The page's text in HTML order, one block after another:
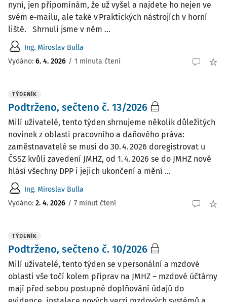
nyní, jen připomínám, že už vyšel a najdete ho nejen ve
svém e‑mailu, ale také v Praktických nástrojích v horní
liště. Shrnuli jsme v něm ...
Ing. Miroslav Bulla
Vydáno: 6. 4. 2026 / 1 minuta čtení
TÝDENÍK
Podtrženo, sečteno č. 13/2026
Milí uživatelé, tento týden shrnujeme několik důležitých
novinek z oblasti pracovního a daňového práva:
zaměstnavatelé se musí do 30. 4. 2026 doregistrovat u
ČSSZ kvůli zavedení JMHZ, od 1. 4. 2026 se do JMHZ nově
hlásí všechny DPP i jejich ukončení a mění ...
Ing. Miroslav Bulla
Vydáno: 2. 4. 2026 / 7 minut čtení
TÝDENÍK
Podtrženo, sečteno č. 10/2026
Milí uživatelé, tento týden se v personální a mzdové
oblasti vše točí kolem příprav na JMHZ – mzdové účtárny
mají před sebou postupné doplňování údajů do